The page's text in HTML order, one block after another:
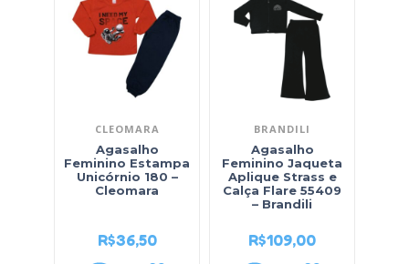
CLEOMARA
Agasalho
Feminino Estampa
Unicórnio 180 –
Cleomara
R$36,50
BRANDILI
Agasalho
Feminino Jaqueta
Aplique Strass e
Calça Flare 55409
– Brandili
R$109,00